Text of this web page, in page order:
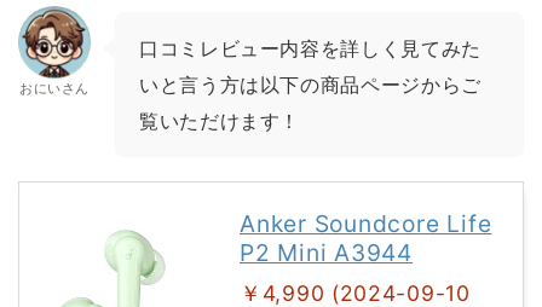
おにいさん
口コミレビュー内容を詳しく見てみた
いと言う方は以下の商品ページからご
覧いただけます！
Anker Soundcore Life
P2 Mini A3944
￥4,990 (2024-09-10